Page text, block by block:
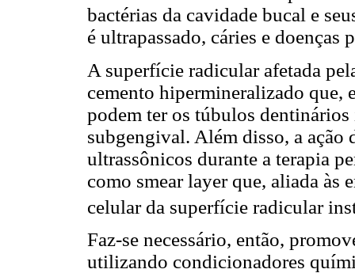
bactérias da cavidade bucal e
é ultrapassado, cáries e doenças
A superfície radicular afetada
cemento hipermineralizado que,
podem ter os túbulos
subgengival. Além disso, a ação
ultrassônicos durante a terapia
como smear layer que, aliada às
celular da superfície radicular
Faz-se necessário, então,
utilizando condicionadores